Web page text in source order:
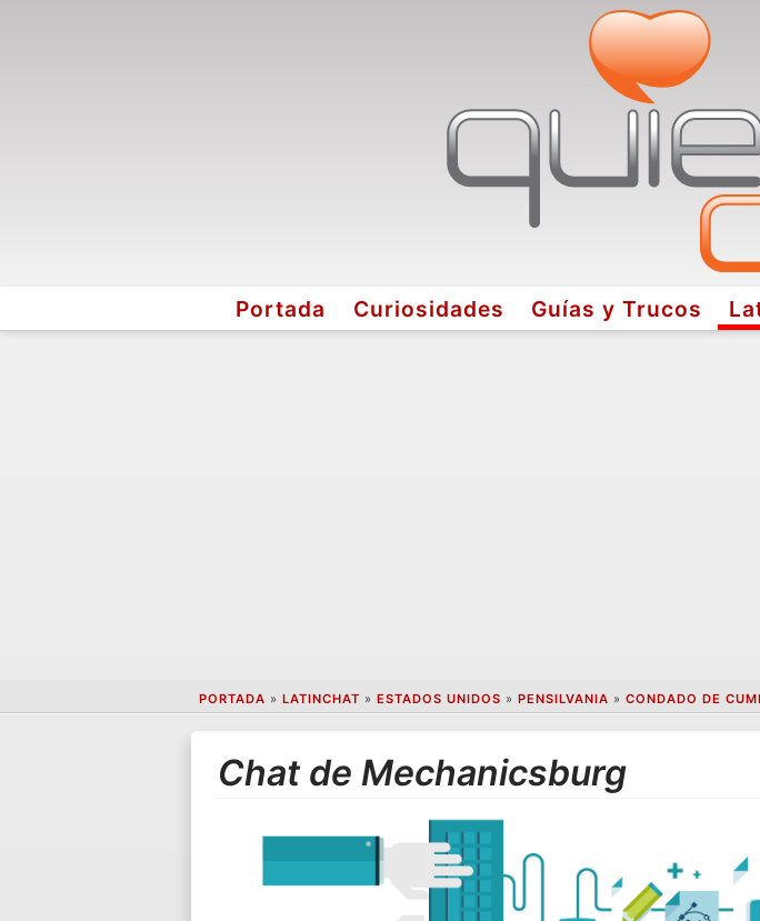
Portada Curiosidades Guías y Trucos
PORTADA » LATINCHAT » ESTADOS UNIDOS » PENSILVANIA » CONDADO DE
Chat de Mechanicsburg